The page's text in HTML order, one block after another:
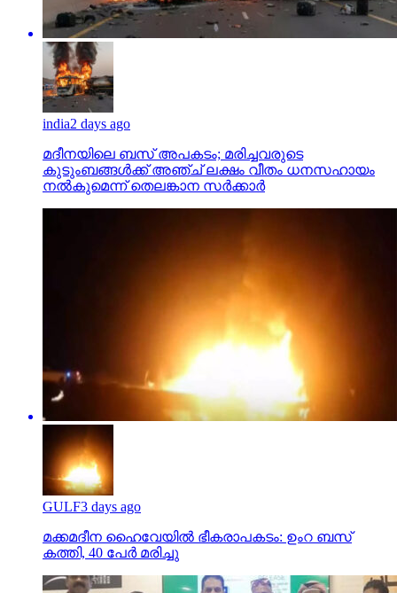
india2 days ago
മദീനയിലെ ബസ് അപകടം; മരിച്ചവരുടെ
കുടുംബങ്ങള്‍ക്ക് അഞ്ച് ലക്ഷം വീതം ധനസഹായം
നല്‍കുമെന്ന് തെലങ്കാന സര്‍ക്കാര്‍
GULF3 days ago
മക്കമദീന ഹൈവേയില്‍ ഭീകരാപകടം: ഉംറ ബസ്
കത്തി, 40 പേര്‍ മരിച്ചു